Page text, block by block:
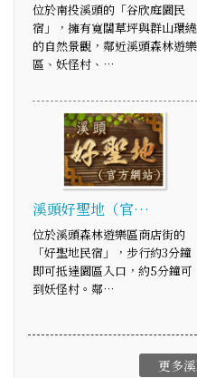
位於南投溪頭的「谷欣庭園民
宿」，擁有寬闊草坪與群山環繞
的自然景觀，鄰近溪頭森林遊樂
區、妖怪村、…
溪頭好聖地（官…
位於溪頭森林遊樂區商店街的
「好聖地民宿」，步行約3分鐘
即可抵達園區入口，約5分鐘可
到妖怪村。鄰…
更多